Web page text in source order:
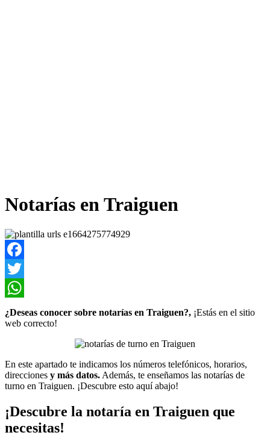
Notarías en Traiguen
Facebook
Twitter
WhatsApp
¿Deseas conocer sobre notarías en Traiguen?, ¡Estás en el sitio
web correcto!
En este apartado te indicamos los números telefónicos, horarios,
direcciones y más datos. Además, te enseñamos las notarías de
turno en Traiguen. ¡Descubre esto aquí abajo!
¡Descubre la notaría en Traiguen que
necesitas!